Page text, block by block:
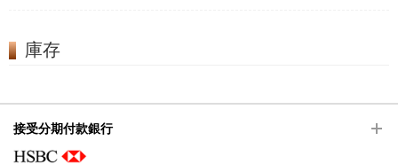
庫存
接受分期付款銀行